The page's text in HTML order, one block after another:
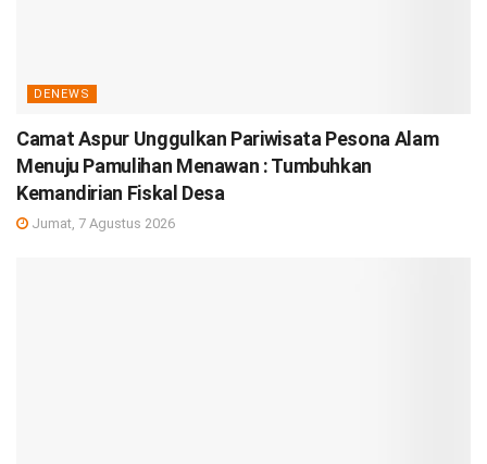
DENEWS
Camat Aspur Unggulkan Pariwisata Pesona Alam
Menuju Pamulihan Menawan : Tumbuhkan
Kemandirian Fiskal Desa
Jumat, 7 Agustus 2026